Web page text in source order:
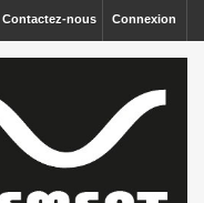
Connexion
Contactez-nous